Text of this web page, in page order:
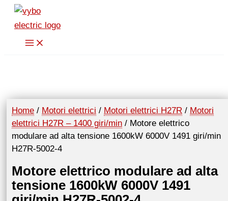
Vai
contenuto
Home / Motori elettrici / Motori elettrici H27R / Motori
elettrici H27R – 1400 giri/min / Motore elettrico
modulare ad alta tensione 1600kW 6000V 1491 giri/min
H27R-5002-4
Motore elettrico modulare ad alta
tensione 1600kW 6000V 1491